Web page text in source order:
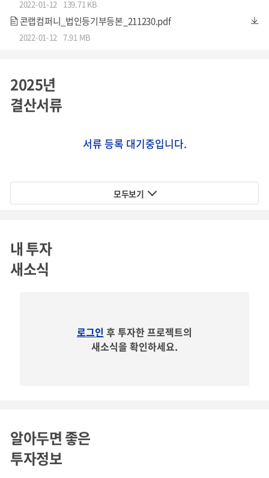
2022-01-12 139.71 KB
콘랩컴퍼니_법인등기부등본_211230.pdf
2022-01-12 7.91 MB
2025년
결산서류
서류 등록 대기중입니다.
모두보기
내 투자
새소식
로그인 후 투자한 프로젝트의
새소식을 확인하세요.
알아두면 좋은
투자정보